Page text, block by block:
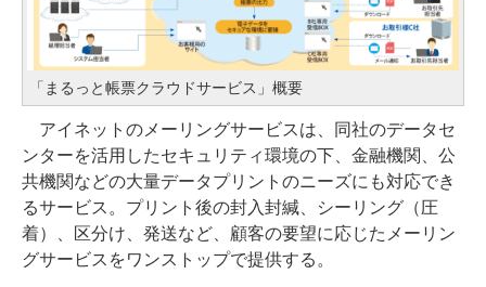
「まるっと帳票クラウドサービス」概要
アイネットのメーリングサービスは、同社のデータセ
ンターを活用したセキュリティ環境の下、金融機関、公
共機関などの大量データプリントのニーズにも対応でき
るサービス。プリント後の封入封緘、シーリング（圧
着）、区分け、発送など、顧客の要望に応じたメーリン
グサービスをワンストップで提供する。